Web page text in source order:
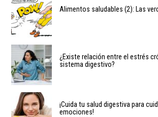
Alimentos saludables (2): Las
¿Existe relación entre el estrés
sistema digestivo?
¡Cuida tu salud digestiva para
emociones!